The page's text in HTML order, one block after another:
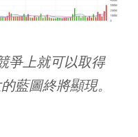
爭上就可以取得
藍圖終將顯現。